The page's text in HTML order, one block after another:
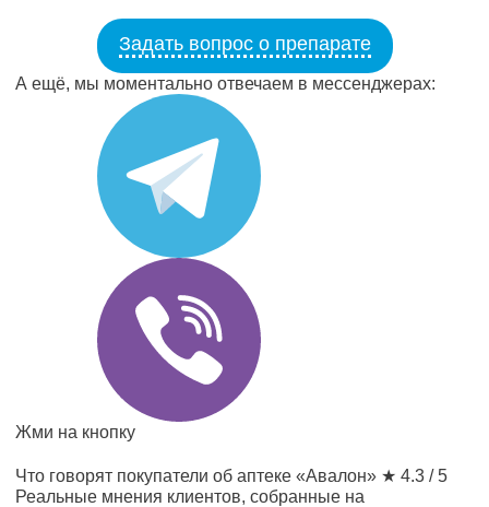
Задать вопрос о препарате
А ещё, мы моментально отвечаем в мессенджерах:
Жми на кнопку
Что говорят покупатели об аптеке «Авалон» ★ 4.3 / 5
Реальные мнения клиентов, собранные на